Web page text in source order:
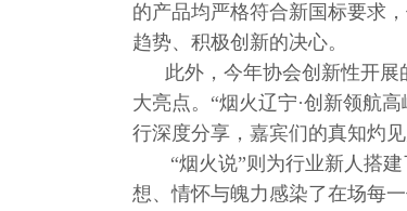
的产品均严格符合新国标要求
趋势、积极创新的决心。
此外，今年协会创新性开展
大亮点。“烟火辽宁·创新领航
行深度分享，嘉宾们的真知灼
“烟火说”则为行业新人搭建
想、情怀与魄力感染了在场每